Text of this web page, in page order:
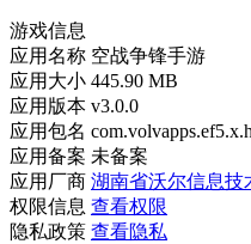
游戏信息
应用名称 空战争锋手游
应用大小 445.90 MB
应用版本 v3.0.0
应用包名
应用备案 未备案
应用厂商 湖南省沃尔信息技
权限信息 查看权限
隐私政策 查看隐私